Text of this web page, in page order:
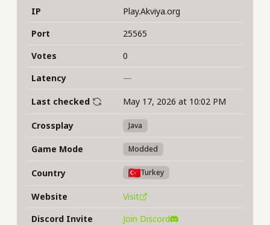
IP
Play.Akviya.org
Port
25565
Votes
0
Latency
—
Last checked May 17, 2026 at 10:02 PM
Crossplay Java
Game Mode Modded
Country Turkey
Website
Visit
Discord Invite
Join Discord